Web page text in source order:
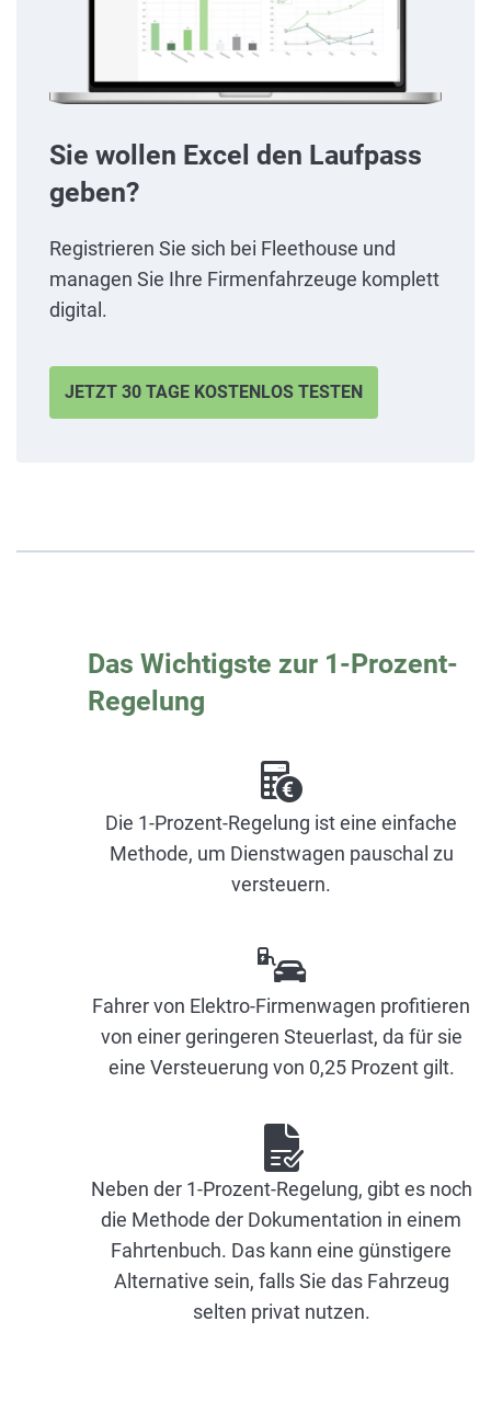
Sie wollen Excel den Laufpass
geben?
Registrieren Sie sich bei Fleethouse und
managen Sie Ihre Firmenfahrzeuge komplett
digital.
JETZT 30 TAGE KOSTENLOS TESTEN
Das Wichtigste zur 1-Prozent-
Regelung
Die 1-Prozent-Regelung ist eine einfache
Methode, um Dienstwagen pauschal zu
versteuern.
Fahrer von Elektro-Firmenwagen profitieren
von einer geringeren Steuerlast, da für sie
eine Versteuerung von 0,25 Prozent gilt.
Neben der 1-Prozent-Regelung, gibt es noch
die Methode der Dokumentation in einem
Fahrtenbuch. Das kann eine günstigere
Alternative sein, falls Sie das Fahrzeug
selten privat nutzen.